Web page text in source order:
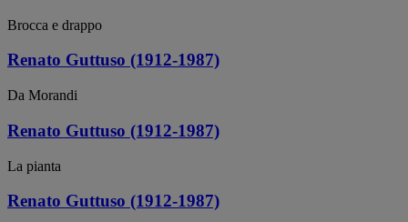
Brocca e drappo
Renato Guttuso (1912-1987)
Da Morandi
Renato Guttuso (1912-1987)
La pianta
Renato Guttuso (1912-1987)